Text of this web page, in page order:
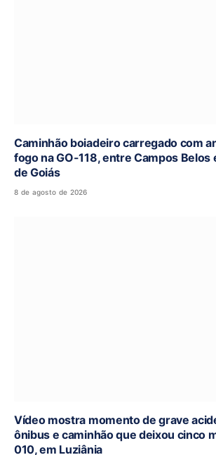
Caminhão boiadeiro carregado com
fogo na GO-118, entre Campos
de Goiás
8 de agosto de 2026
Vídeo mostra momento de grave
ônibus e caminhão que deixou cinco
010, em Luziânia